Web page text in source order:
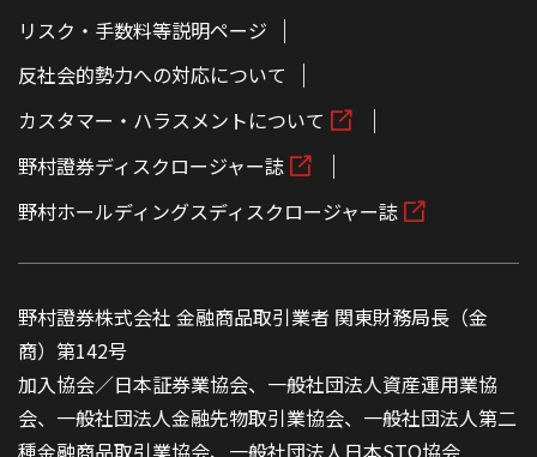
リスク・手数料等説明ページ
反社会的勢力への対応について
カスタマー・ハラスメントについて
野村證券ディスクロージャー誌
野村ホールディングスディスクロージャー誌
野村證券株式会社 金融商品取引業者 関東財務局長（金
商）第142号
加入協会／日本証券業協会、一般社団法人資産運用業協
会、一般社団法人金融先物取引業協会、一般社団法人第二